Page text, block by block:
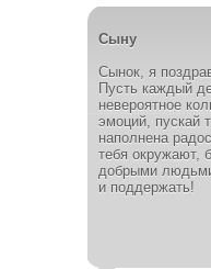
Сыну
Сынок, я
Пусть каждый
невероятное
эмоций, пускай
наполнена
тебя окружают,
добрыми
и поддержать!